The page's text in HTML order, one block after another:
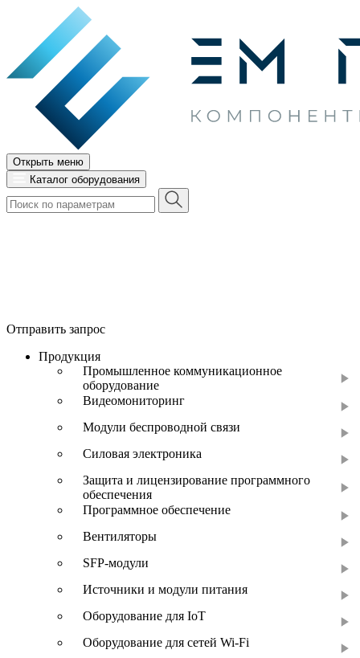
Открыть меню
Каталог оборудования
Отправить запрос
Продукция
Промышленное коммуникационное
оборудование
Видеомониторинг
Модули беспроводной связи
Силовая электроника
Защита и лицензирование программного
обеспечения
Программное обеспечение
Вентиляторы
SFP-модули
Источники и модули питания
Оборудование для IoT
Оборудование для сетей Wi-Fi